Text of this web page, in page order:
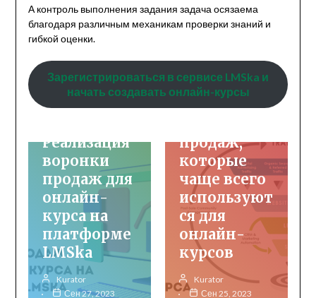
А контроль выполнения задания задача осязаема
благодаря различным механикам проверки знаний и
гибкой оценки.
Зарегистрироваться в сервисе LMSka и
начать создавать онлайн-курсы
Инфопродукты
Онлайн-обучение
Реализация
воронки
продаж для
онлайн-
курса на
платформе
LMSka
Kurator
Сен 27, 2023
Продвижение
курсов
продаж,
которые
чаще всего
используют
ся для
онлайн-
курсов
Kurator
Сен 25, 2023
Без рубрики
Лид и
Онбординг
Управление
персоналом